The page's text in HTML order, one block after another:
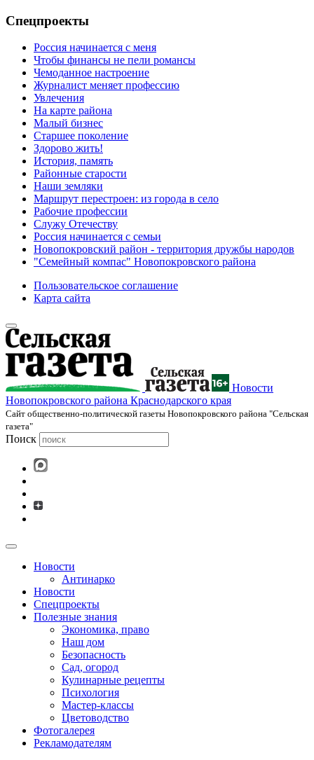
Спецпроекты
Россия начинается с меня
Чтобы финансы не пели романсы
Чемоданное настроение
Журналист меняет профессию
Увлечения
На карте района
Малый бизнес
Старшее поколение
Здорово жить!
История, память
Районные старости
Наши земляки
Маршрут перестроен: из города в село
Рабочие профессии
Служу Отечеству
Россия начинается с семьи
Новопокровский район - территория дружбы народов
"Семейный компас" Новопокровского района
Пользовательское соглашение
Карта сайта
Новости
Новопокровского района Краснодарского края
Cайт общественно-политической газеты Новопокровского района "Сельская
газета"
Поиск
Новости
Антинарко
Новости
Спецпроекты
Полезные знания
Экономика, право
Наш дом
Безопасность
Сад, огород
Кулинарные рецепты
Психология
Мастер-классы
Цветоводство
Фотогалерея
Рекламодателям